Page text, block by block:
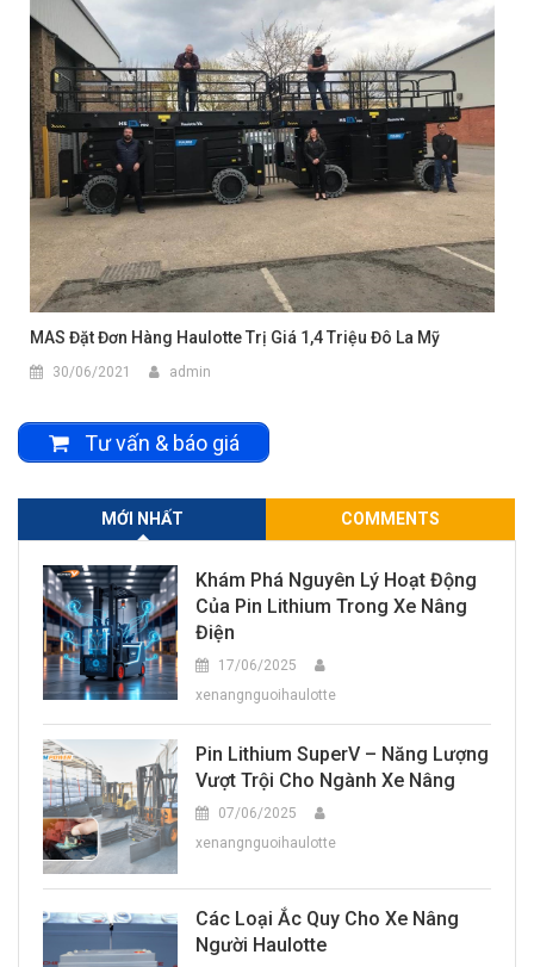
MAS Đặt Đơn Hàng Haulotte Trị Giá 1,4 Triệu Đô La Mỹ
30/06/2021 admin
Tư vấn & báo giá
MỚI NHẤT COMMENTS
Khám Phá Nguyên Lý Hoạt Động
Của Pin Lithium Trong Xe Nâng
Điện
17/06/2025
xenangnguoihaulotte
Pin Lithium SuperV – Năng Lượng
Vượt Trội Cho Ngành Xe Nâng
07/06/2025
xenangnguoihaulotte
Các Loại Ắc Quy Cho Xe Nâng
Người Haulotte